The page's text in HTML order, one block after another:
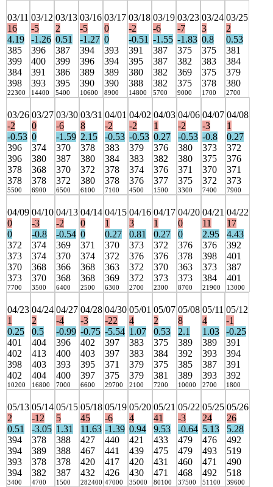
03/11
16
4.19
385
399
384
398
22300
03/12
-5
-1.26
396
400
391
393
14400
03/13
2
0.51
387
399
386
395
5400
03/16
-5
-1.27
394
396
389
390
10600
03/17
0
0
393
394
389
390
8900
03/18
-2
-0.51
391
395
380
388
14800
03/19
-6
-1.55
387
387
382
382
5700
03/23
-7
-1.83
375
382
369
375
9000
03/24
3
0.8
375
383
375
378
1700
03/25
2
0.53
381
384
379
380
2700
03/26
-2
-0.53
396
396
378
378
5500
03/27
0
0
374
380
368
378
6900
03/30
-6
-1.59
370
387
370
372
6500
03/31
8
2.15
378
380
372
380
6100
04/01
-2
-0.53
383
384
378
378
7100
04/02
-2
-0.53
379
383
374
376
4500
04/03
1
0.27
376
382
376
377
1500
04/06
-2
-0.53
380
380
371
375
3300
04/07
-3
-0.8
373
375
370
372
7400
04/08
1
0.27
372
376
371
373
7900
04/09
0
0
372
373
370
373
7700
04/10
-3
-0.8
374
374
368
370
3500
04/13
-2
-0.54
369
370
366
368
6400
04/14
0
0
371
374
368
368
2500
04/15
1
0.27
370
372
363
369
6300
04/16
3
0.81
373
376
372
372
2700
04/17
1
0.27
372
376
370
373
2300
04/20
0
0
376
378
363
373
8700
04/21
11
2.95
376
398
373
384
21900
04/22
17
4.43
392
401
387
401
13000
04/23
1
0.25
401
402
398
402
10200
04/24
2
0.5
404
413
403
404
16800
04/27
-4
-0.99
396
400
393
400
7000
04/28
-3
-0.75
402
403
395
397
6600
04/30
-22
-5.54
397
397
371
375
29700
05/01
4
1.07
383
383
379
379
2100
05/07
2
0.53
375
384
375
381
7200
05/08
8
2.1
389
392
385
389
10000
05/11
4
1.03
389
393
387
393
2700
05/12
-1
-0.25
391
394
391
392
1800
05/13
2
0.51
394
394
393
394
3400
05/14
-12
-3.05
378
389
378
382
4700
05/15
5
1.31
388
388
378
387
1500
05/18
45
11.63
427
467
420
432
282400
05/19
-6
-1.39
440
441
417
426
47000
05/20
4
0.94
421
439
420
430
35000
05/21
41
9.53
433
475
431
471
80100
05/22
-3
-0.64
479
479
460
468
37500
05/25
24
5.13
476
493
471
492
51100
05/26
26
5.28
492
519
490
518
39600